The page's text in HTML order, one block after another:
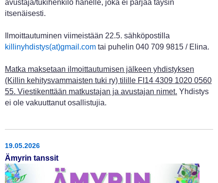
avustaja/tukihenkilö hänelle, joka ei pärjää täysin
itsenäisesti.
Ilmoittautuminen viimeistään 22.5. sähköpostilla
killinyhdistys(at)gmail.com tai puhelin 040 709 9815 / Elina.
Matka maksetaan ilmoittautumisen jälkeen yhdistyksen
(Killin kehitysvammaisten tuki ry) tilille FI14 4309 1020 0560
55. Viestikenttään matkustajan ja avustajan nimet. Yhdistys
ei ole vakuuttanut osallistujia.
19.05.2026
Ämyrin tanssit